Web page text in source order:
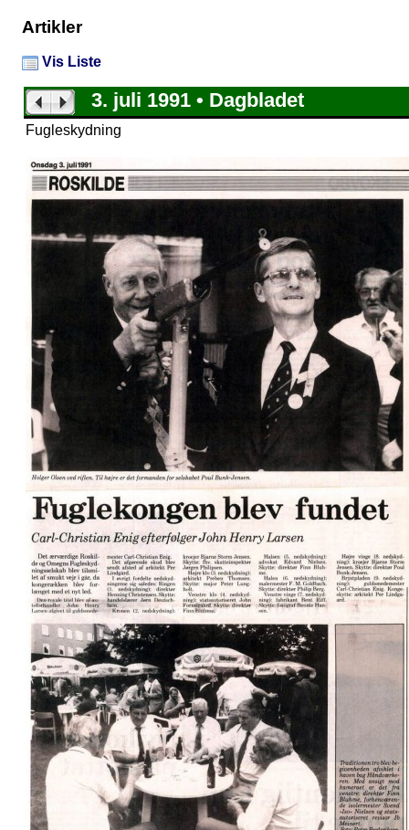
Artikler
Vis Liste
3. juli 1991 • Dagbladet
Fugleskydning